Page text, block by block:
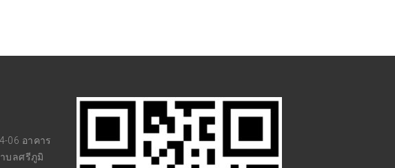
06 อาคาร
บลศรีภูมิ